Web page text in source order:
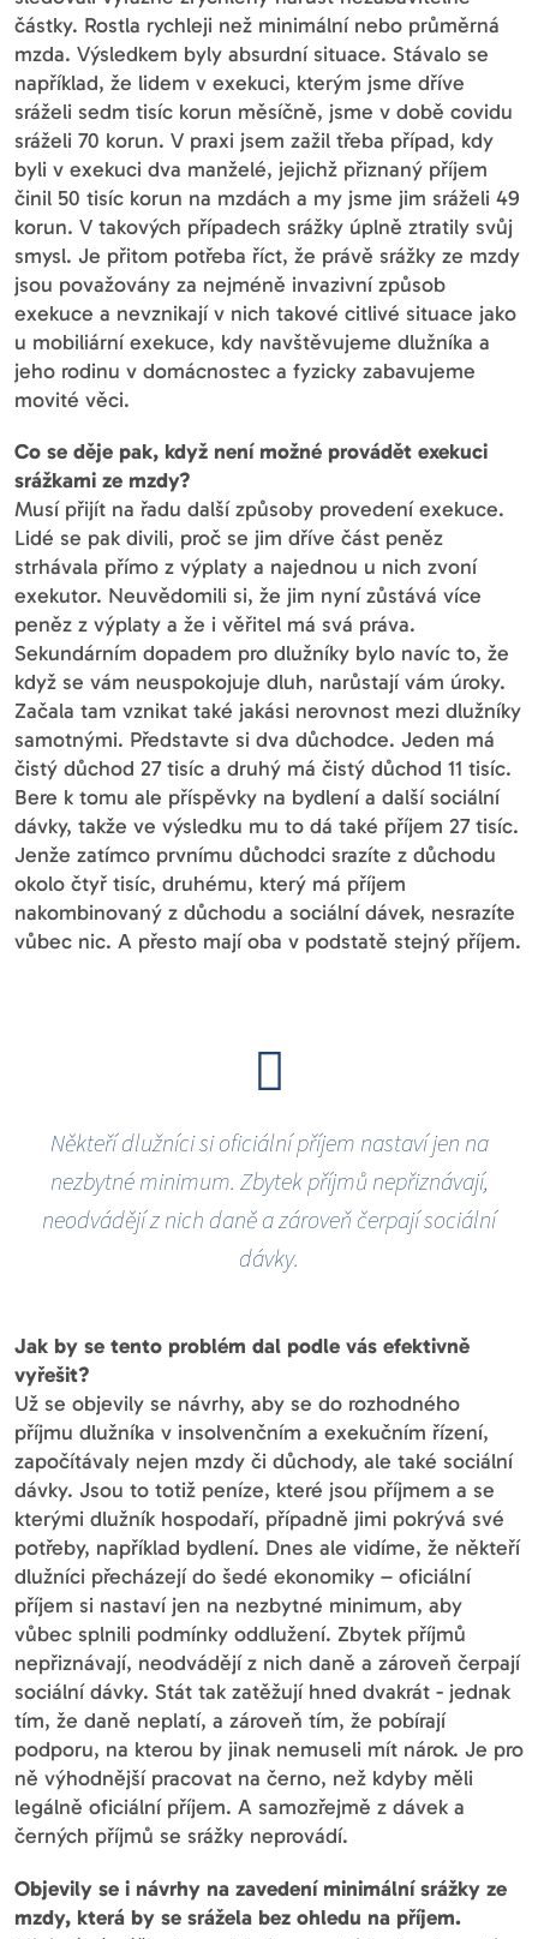
částky. Rostla rychleji než minimální nebo průměrná
mzda. Výsledkem byly absurdní situace. Stávalo se
například, že lidem v exekuci, kterým jsme dříve
sráželi sedm tisíc korun měsíčně, jsme v době covidu
sráželi 70 korun. V praxi jsem zažil třeba případ, kdy
byli v exekuci dva manželé, jejichž přiznaný příjem
činil 50 tisíc korun na mzdách a my jsme jim sráželi 49
korun. V takových případech srážky úplně ztratily svůj
smysl. Je přitom potřeba říct, že právě srážky ze mzdy
jsou považovány za nejméně invazivní způsob
exekuce a nevznikají v nich takové citlivé situace jako
u mobiliární exekuce, kdy navštěvujeme dlužníka a
jeho rodinu v domácnostec a fyzicky zabavujeme
movité věci.
Co se děje pak, když není možné provádět exekuci
srážkami ze mzdy?
Musí přijít na řadu další způsoby provedení exekuce.
Lidé se pak divili, proč se jim dříve část peněz
strhávala přímo z výplaty a najednou u nich zvoní
exekutor. Neuvědomili si, že jim nyní zůstává více
peněz z výplaty a že i věřitel má svá práva.
Sekundárním dopadem pro dlužníky bylo navíc to, že
když se vám neuspokojuje dluh, narůstají vám úroky.
Začala tam vznikat také jakási nerovnost mezi dlužníky
samotnými. Představte si dva důchodce. Jeden má
čistý důchod 27 tisíc a druhý má čistý důchod 11 tisíc.
Bere k tomu ale příspěvky na bydlení a další sociální
dávky, takže ve výsledku mu to dá také příjem 27 tisíc.
Jenže zatímco prvnímu důchodci srazíte z důchodu
okolo čtyř tisíc, druhému, který má příjem
nakombinovaný z důchodu a sociální dávek, nesrazíte
vůbec nic. A přesto mají oba v podstatě stejný příjem.
Někteří dlužníci si oficiální příjem nastaví jen na
nezbytné minimum. Zbytek příjmů nepřiznávají,
neodvádějí z nich daně a zároveň čerpají sociální
dávky.
Jak by se tento problém dal podle vás efektivně
vyřešit?
Už se objevily se návrhy, aby se do rozhodného
příjmu dlužníka v insolvenčním a exekučním řízení,
započítávaly nejen mzdy či důchody, ale také sociální
dávky. Jsou to totiž peníze, které jsou příjmem a se
kterými dlužník hospodaří, případně jimi pokrývá své
potřeby, například bydlení. Dnes ale vidíme, že někteří
dlužníci přecházejí do šedé ekonomiky – oficiální
příjem si nastaví jen na nezbytné minimum, aby
vůbec splnili podmínky oddlužení. Zbytek příjmů
nepřiznávají, neodvádějí z nich daně a zároveň čerpají
sociální dávky. Stát tak zatěžují hned dvakrát - jednak
tím, že daně neplatí, a zároveň tím, že pobírají
podporu, na kterou by jinak nemuseli mít nárok. Je pro
ně výhodnější pracovat na černo, než kdyby měli
legálně oficiální příjem. A samozřejmě z dávek a
černých příjmů se srážky neprovádí.
Objevily se i návrhy na zavedení minimální srážky ze
mzdy, která by se srážela bez ohledu na příjem.